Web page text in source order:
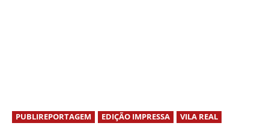
PUBLIREPORTAGEM EDIÇÃO IMPRESSA VILA REAL